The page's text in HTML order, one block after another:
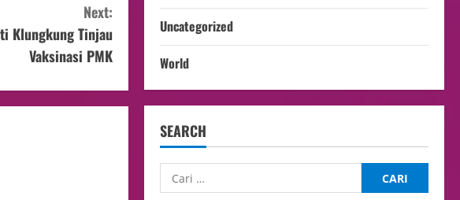
Next:
Klungkung Tinjau
Vaksinasi PMK
Uncategorized
World
SEARCH